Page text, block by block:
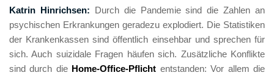
Katrin Hinrichsen:
Durch die Pandemie sind die Zahlen an
psychischen Erkrankungen geradezu explodiert. Die Statistiken
der Krankenkassen sind öffentlich einsehbar und sprechen für
sich. Auch suizidale Fragen häufen sich. Zusätzliche Konflikte
sind durch die Home-Office-Pflicht